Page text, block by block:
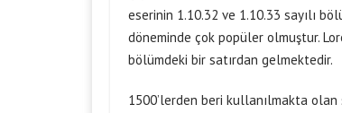
eserinin 1.10.32 ve 1.10.33 sayılı
döneminde çok popüler olmuştur.
bölümdeki bir satırdan gelmektedir.
1500’lerden beri kullanılmakta